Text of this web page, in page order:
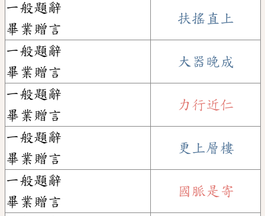
一般題辭
畢業贈言
扶搖直上
一般題辭
畢業贈言
大器晚成
一般題辭
畢業贈言
力行近仁
一般題辭
畢業贈言
更上層樓
一般題辭
畢業贈言
國脈是寄